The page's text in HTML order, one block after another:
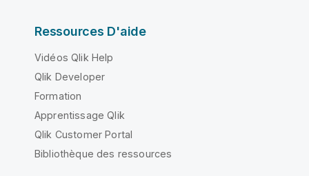
Ressources D'aide
Vidéos Qlik Help
Qlik Developer
Formation
Apprentissage Qlik
Qlik Customer Portal
Bibliothèque des ressources